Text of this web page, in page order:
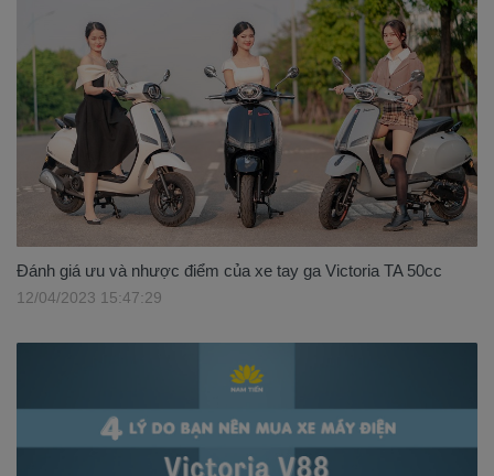
Đánh giá ưu và nhược điểm của xe tay ga Victoria TA 50cc
12/04/2023 15:47:29